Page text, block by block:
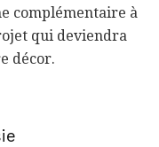
complémentaire à
qui deviendra
décor.